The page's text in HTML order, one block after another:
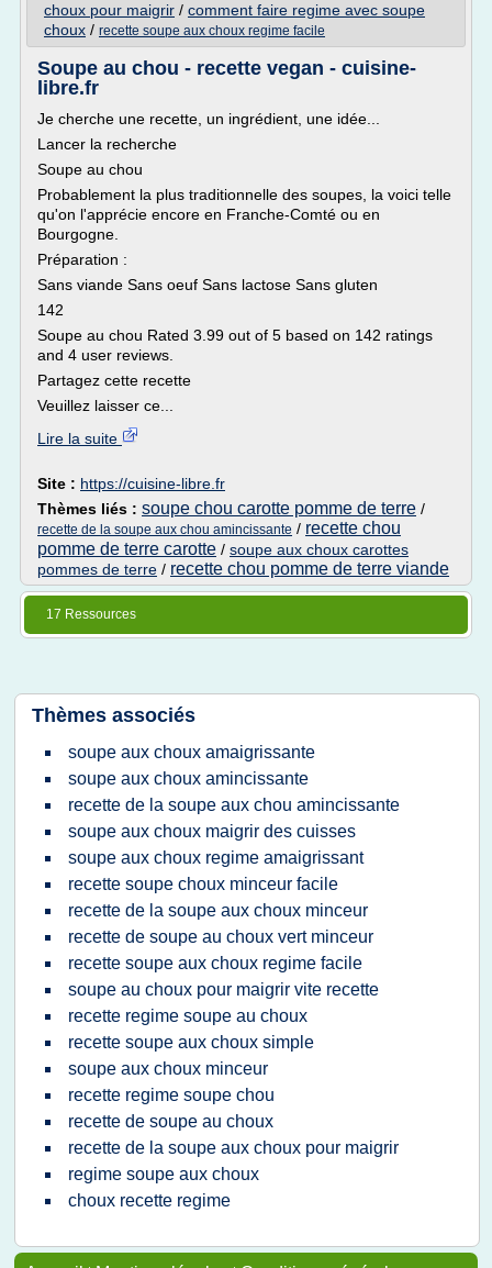
choux pour maigrir / comment faire regime avec soupe
choux / recette soupe aux choux regime facile
Soupe au chou - recette vegan - cuisine-
libre.fr
Je cherche une recette, un ingrédient, une idée...
Lancer la recherche
Soupe au chou
Probablement la plus traditionnelle des soupes, la voici telle
qu'on l'apprécie encore en Franche-Comté ou en
Bourgogne.
Préparation :
Sans viande Sans oeuf Sans lactose Sans gluten
142
Soupe au chou Rated 3.99 out of 5 based on 142 ratings
and 4 user reviews.
Partagez cette recette
Veuillez laisser ce...
Lire la suite
Site : https://cuisine-libre.fr
Thèmes liés : soupe chou carotte pomme de terre /
recette de la soupe aux chou amincissante / recette chou
pomme de terre carotte / soupe aux choux carottes
pommes de terre / recette chou pomme de terre viande
17 Ressources
Thèmes associés
soupe aux choux amaigrissante
soupe aux choux amincissante
recette de la soupe aux chou amincissante
soupe aux choux maigrir des cuisses
soupe aux choux regime amaigrissant
recette soupe choux minceur facile
recette de la soupe aux choux minceur
recette de soupe au choux vert minceur
recette soupe aux choux regime facile
soupe au choux pour maigrir vite recette
recette regime soupe au choux
recette soupe aux choux simple
soupe aux choux minceur
recette regime soupe chou
recette de soupe au choux
recette de la soupe aux choux pour maigrir
regime soupe aux choux
choux recette regime